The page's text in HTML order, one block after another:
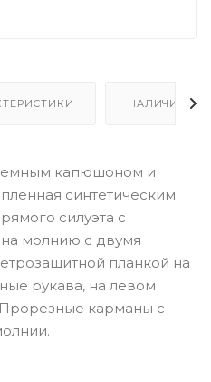
НАЛИЧИЕ
капюшоном и
синтетическим
силуэта с
молнию с двумя
планкой на
рукава, на левом
карманы с